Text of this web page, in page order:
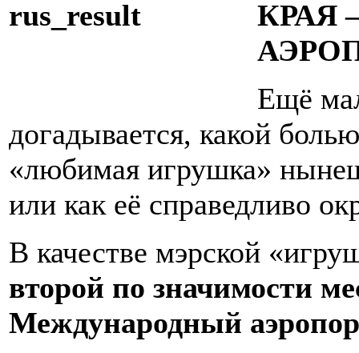
КРАЯ
Ещё
догадывается, какой
«любимая игрушка»
или как её справедливо
В качестве мэрской
второй по значимости
Международный